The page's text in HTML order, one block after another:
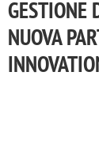
GESTIONE
NUOVA